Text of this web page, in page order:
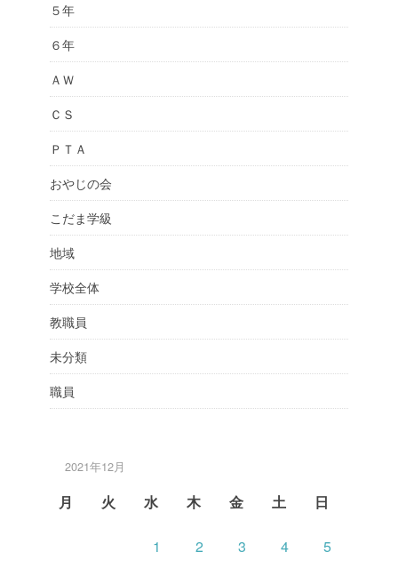
５年
６年
ＡＷ
ＣＳ
ＰＴＡ
おやじの会
こだま学級
地域
学校全体
教職員
未分類
職員
2021年12月
月 火 水 木 金 土 日
1 2 3 4 5